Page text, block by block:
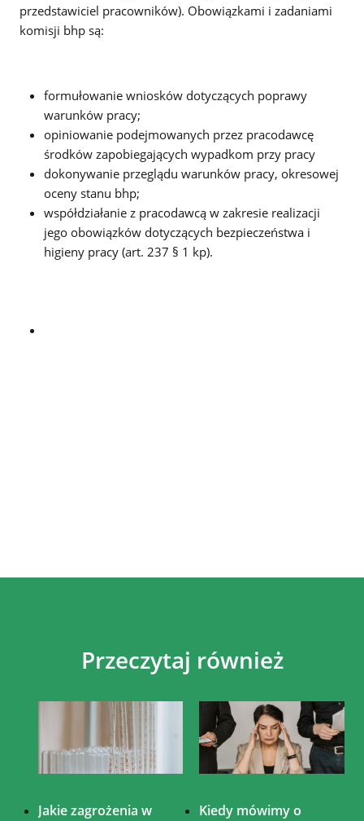
przedstawiciel pracowników). Obowiązkami i zadaniami
komisji bhp są:
formułowanie wniosków dotyczących poprawy
warunków pracy;
opiniowanie podejmowanych przez pracodawcę
środków zapobiegających wypadkom przy pracy
dokonywanie przeglądu warunków pracy, okresowej
oceny stanu bhp;
współdziałanie z pracodawcą w zakresie realizacji
jego obowiązków dotyczących bezpieczeństwa i
higieny pracy (art. 237 § 1 kp).
Przeczytaj również
Jakie zagrożenia w
Kiedy mówimy o